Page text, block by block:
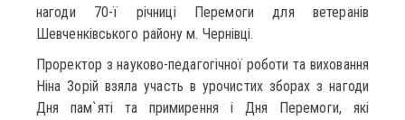
нагоди 70-ї річниці Перемоги для ветеранів
Шевченківського району м. Чернівці.
Проректор з науково-педагогічної роботи та виховання
Ніна Зорій взяла участь в урочистих зборах з нагоди
Дня пам`яті та примирення і Дня Перемоги, які